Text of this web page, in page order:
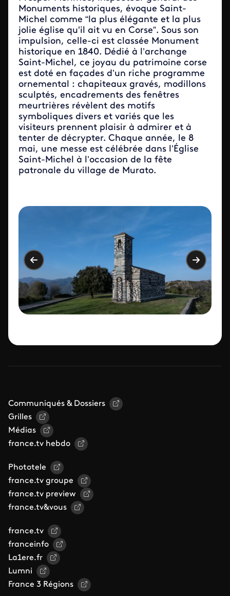
Monuments historiques, évoque Saint-
Michel comme “la plus élégante et la plus
jolie église qu'il ait vu en Corse”. Sous son
impulsion, celle-ci est classée Monument
historique en 1840. Dédié à l’archange
Saint-Michel, ce joyau du patrimoine corse
est doté en façades d’un riche programme
ornemental : chapiteaux gravés, modillons
sculptés, encadrements des fenêtres
meurtrières révèlent des motifs
symboliques divers et variés que les
visiteurs prennent plaisir à admirer et à
tenter de décrypter. Chaque année, le 8
mai, une messe est célébrée dans l’Église
Saint-Michel à l’occasion de la fête
patronale du village de Murato.
Communiqués & Dossiers
Grilles
Médias
france.tv hebdo
Phototele
france.tv groupe
france.tv preview
france.tv&vous
france.tv
franceinfo
La1ere.fr
Lumni
France 3 Régions